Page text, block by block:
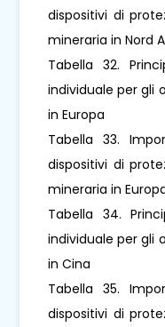
dispositivi di
mineraria in Nord
Tabella 32.
individuale per gli
in Europa
Tabella 33.
dispositivi di
mineraria in
Tabella 34.
individuale per gli
in Cina
Tabella 35.
dispositivi di